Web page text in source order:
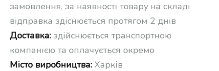
замовлення, за наявності товару на складі
відправка здіснюється протягом 2 днів
Доставка: здійснюється транспортною
компанією та оплачується окремо
Місто виробництва: Харків